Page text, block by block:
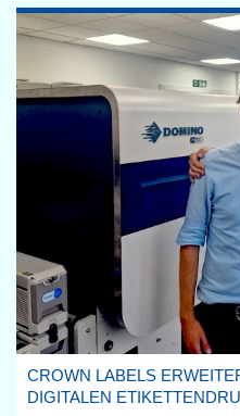
CROWN LABELS
DIGITALEN